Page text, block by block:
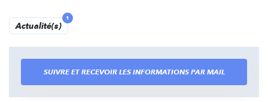
Actualité(s)
1
SUIVRE ET RECEVOIR LES INFORMATIONS PAR MAIL